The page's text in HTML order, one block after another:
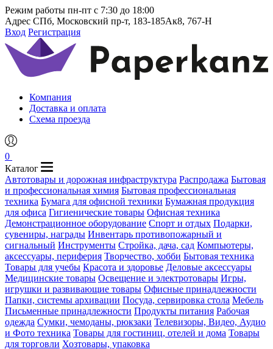
Режим работы пн-пт с 7:30 до 18:00
Адрес СПб, Московский пр-т, 183-185Ак8, 767-Н
Вход Регистрация
Компания
Доставка и оплата
Схема проезда
0
Каталог
Автотовары и дорожная инфраструктура Распродажа Бытовая
и профессиональная химия Бытовая профессиональная
техника Бумага для офисной техники Бумажная продукция
для офиса Гигиенические товары Офисная техника
Демонстрационное оборудование Спорт и отдых Подарки,
сувениры, награды Инвентарь противопожарный и
сигнальный Инструменты Стройка, дача, сад Компьютеры,
аксессуары, периферия Творчество, хобби Бытовая техника
Товары для учебы Красота и здоровье Деловые аксессуары
Медицинские товары Освещение и электротовары Игры,
игрушки и развивающие товары Офисные принадлежности
Папки, системы архивации Посуда, сервировка стола Мебель
Письменные принадлежности Продукты питания Рабочая
одежда Сумки, чемоданы, рюкзаки Телевизоры, Видео, Аудио
и Фото техника Товары для гостиниц, отелей и дома Товары
для торговли Хозтовары, упаковка